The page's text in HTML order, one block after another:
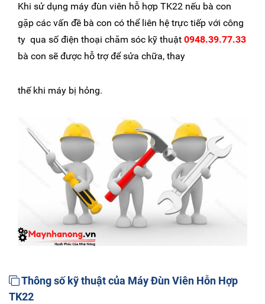
Khi sử dụng máy đùn viên hỗ hợp TK22 nếu bà con
gặp các vấn đề bà con có thể liên hệ trực tiếp với công
ty qua số điện thoại chăm sóc kỹ thuật 0948.39.77.33
bà con sẽ được hỗ trợ để sửa chữa, thay
thế khi máy bị hỏng.
Thông số kỹ thuật của Máy Đùn Viên Hỗn Hợp
TK22